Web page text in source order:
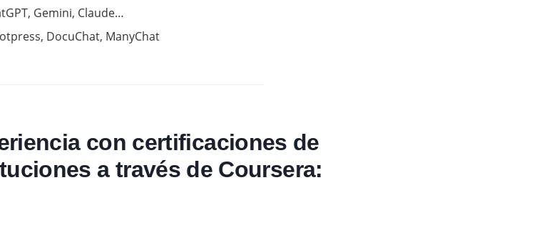
Gemini, Claude…
DocuChat, ManyChat
con certificaciones de
a través de Coursera: